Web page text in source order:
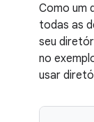
Como um
todas as
seu
no
usar